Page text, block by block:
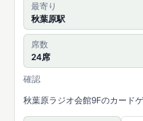
最寄り
秋葉原駅
席数
24席
確認
秋葉原ラジオ会館9Fのカード
ルスペース完備と案内されてい